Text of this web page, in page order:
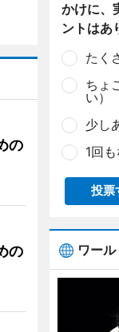
の
の
かけに、
ントはあ
たく
ちょ
い）
少し
1回
投票
ワー